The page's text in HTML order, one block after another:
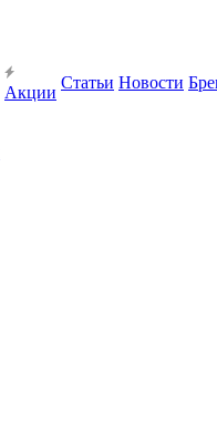
Акции
Статьи Новости